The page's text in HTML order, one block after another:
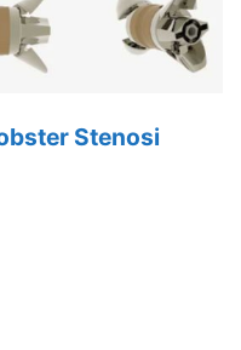
Stenosi